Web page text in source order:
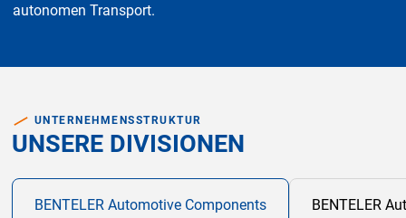
autonomen Transport.
UNTERNEHMENSSTRUKTUR
UNSERE DIVISIONEN
BENTELER Automotive Components BENTELER